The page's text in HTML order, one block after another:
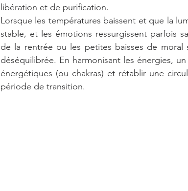
libération et de purification.
Lorsque les températures baissent et que la
stable, et les émotions ressurgissent parfois
de la rentrée ou les petites baisses de
déséquilibrée. En harmonisant les énergies,
énergétiques (ou chakras) et rétablir une
période de transition.